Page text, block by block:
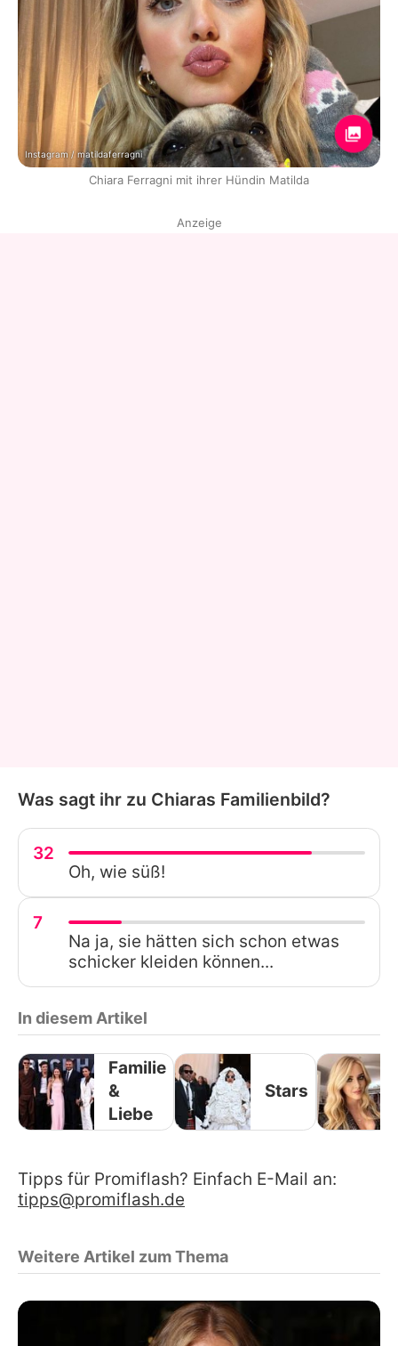
Instagram / matildaferragni
Chiara Ferragni mit ihrer Hündin Matilda
Anzeige
Was sagt ihr zu Chiaras Familienbild?
32
Oh, wie süß!
7
Na ja, sie hätten sich schon etwas
schicker kleiden können...
In diesem Artikel
Familie
&
Liebe
Stars
Tipps für Promiflash? Einfach E-Mail an:
tipps@promiflash.de
Weitere Artikel zum Thema